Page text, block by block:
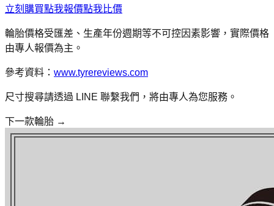
立刻購買點我報價點我比價
輪胎價格受匯差、生產年份週期等不可控因素影響，實際價格
由專人報價為主。
參考資料： www.tyrereviews.com
尺寸搜尋請透過 LINE 聯繫我們，將由專人為您服務。
下一款輪胎 →